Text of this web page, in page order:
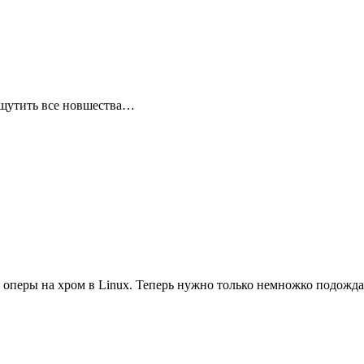
все новшества…
на хром в Linux. Теперь нужно только немножко